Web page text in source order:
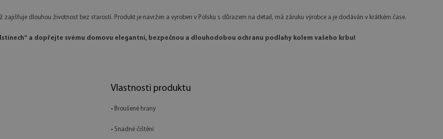
zajišťuje dlouhou životnost bez starostí. Produkt je navržen a vyroben v Polsku s důrazem na detail, má záruku výrobce a je dodáván v krátkém čase.
a dopřejte svému domovu elegantní, bezpečnou a dlouhodobou ochranu podlahy kolem vašeho krbu!
Vlastnosti produktu
• Broušené hrany
• Snadné čištění